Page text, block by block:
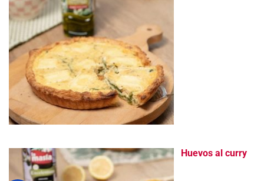
Huevos al curry